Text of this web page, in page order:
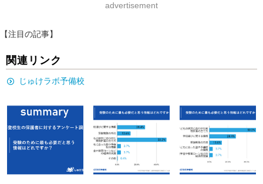
advertisement
【注目の記事】
関連リンク
じゅけラボ予備校